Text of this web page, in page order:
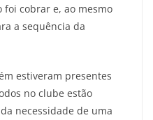
cobrar e, ao mesmo
a sequência da
estiveram presentes
no clube estão
necessidade de uma